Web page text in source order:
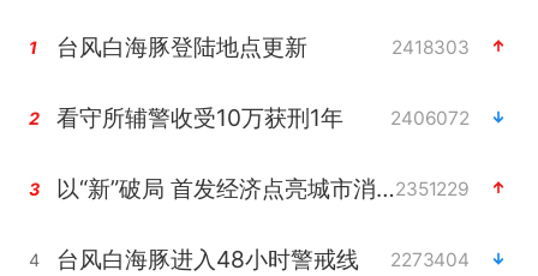
1 台风白海豚登陆地点更新 2418303
2 看守所辅警收受10万获刑1年 2406072
3 以“新”破局 首发经济点亮城市消费活力2351229
4 台风白海豚进入48小时警戒线 2273404